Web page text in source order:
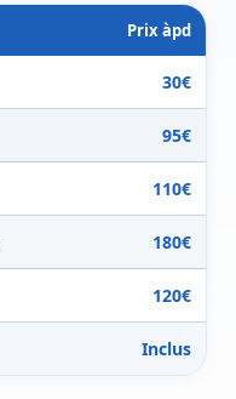
Prix àpd
30€
95€
110€
180€
120€
Inclus